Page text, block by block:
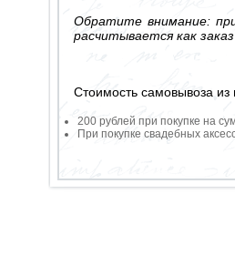
Обратите внимание:
расчитывается как
Стоимость самовывоза из
200 рублей при покупке на
При покупке свадебных